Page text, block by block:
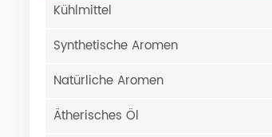
Kühlmittel
Synthetische Aromen
Natürliche Aromen
Ätherisches Öl